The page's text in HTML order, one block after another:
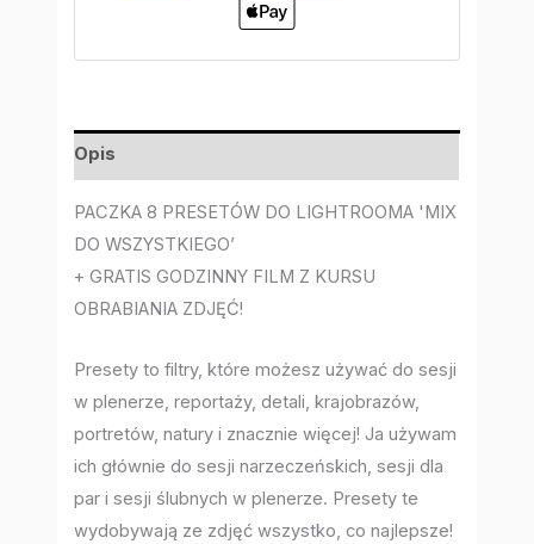
Opis
PACZKA 8 PRESETÓW DO LIGHTROOMA 'MIX
DO WSZYSTKIEGO’
+ GRATIS GODZINNY FILM Z KURSU
OBRABIANIA ZDJĘĆ!
Presety to filtry, które możesz używać do sesji
w plenerze, reportaży, detali, krajobrazów,
portretów, natury i znacznie więcej! Ja używam
ich głównie do sesji narzeczeńskich, sesji dla
par i sesji ślubnych w plenerze. Presety te
wydobywają ze zdjęć wszystko, co najlepsze!